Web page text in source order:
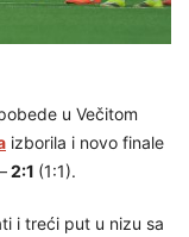
u Večitom
izborila i novo finale
–2:1 (1:1).
i treći put u nizu sa